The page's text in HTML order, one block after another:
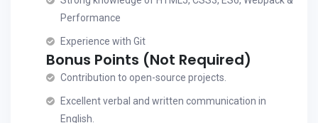
Performance
Experience with Git
Bonus Points (Not Required)
Contribution to open-source projects.
Excellent verbal and written communication in
English.